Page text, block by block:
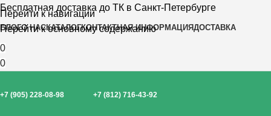
Перейти к навигации
Перейти к основному содержанию
Бесплатная доставка до ТК в Санкт-Петербурге
БЛОГО НАСКАТАЛОГКОНТАКТНАЯ ИНФОРМАЦИЯДОСТАВКА
0
0
+7 (905) 228-08-98 +7 (812) 716-43-92